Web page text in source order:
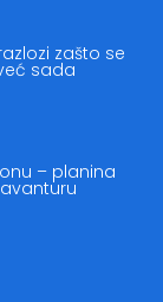
zašto se
sada
– planina